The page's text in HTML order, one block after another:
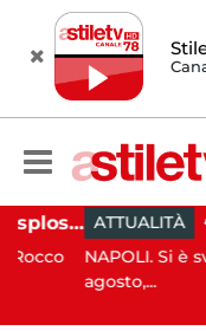
Salerno, colpi di pistola esplosi a Pastena: paura tra i residenti ATTUALITÀ
NAPOLI. Si è
agosto,...